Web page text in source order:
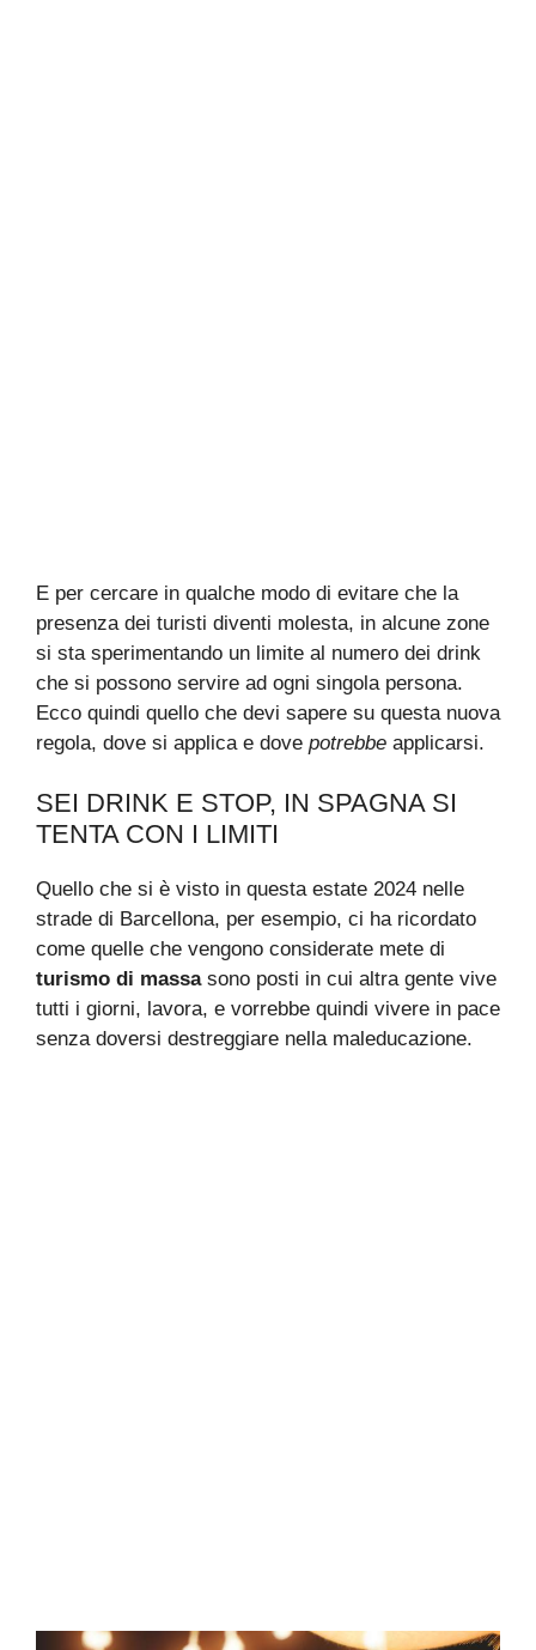
E per cercare in qualche modo di evitare che la
presenza dei turisti diventi molesta, in alcune zone
si sta sperimentando un limite al numero dei drink
che si possono servire ad ogni singola persona.
Ecco quindi quello che devi sapere su questa nuova
regola, dove si applica e dove potrebbe applicarsi.
SEI DRINK E STOP, IN SPAGNA SI
TENTA CON I LIMITI
Quello che si è visto in questa estate 2024 nelle
strade di Barcellona, per esempio, ci ha ricordato
come quelle che vengono considerate mete di
turismo di massasono posti in cui altra gente vive
tutti i giorni, lavora, e vorrebbe quindi vivere in pace
senza doversi destreggiare nella maleducazione.